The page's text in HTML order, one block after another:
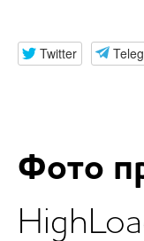
Twitter
Фото